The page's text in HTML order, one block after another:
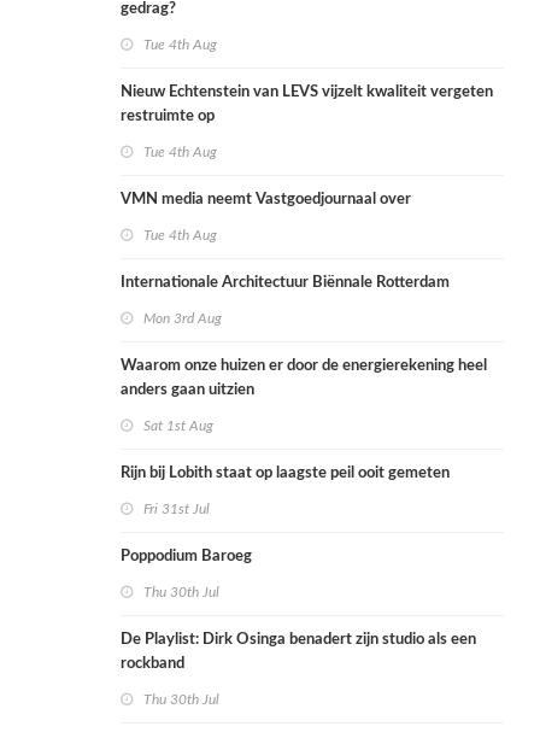
gedrag?
Tue 4th Aug
Nieuw Echtenstein van LEVS vijzelt kwaliteit vergeten
restruimte op
Tue 4th Aug
VMN media neemt Vastgoedjournaal over
Tue 4th Aug
Internationale Architectuur Biënnale Rotterdam
Mon 3rd Aug
Waarom onze huizen er door de energierekening heel
anders gaan uitzien
Sat 1st Aug
Rijn bij Lobith staat op laagste peil ooit gemeten
Fri 31st Jul
Poppodium Baroeg
Thu 30th Jul
De Playlist: Dirk Osinga benadert zijn studio als een
rockband
Thu 30th Jul